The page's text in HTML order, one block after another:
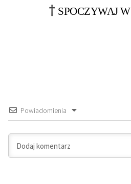
† SPOCZYWAJ
Powiadomienia